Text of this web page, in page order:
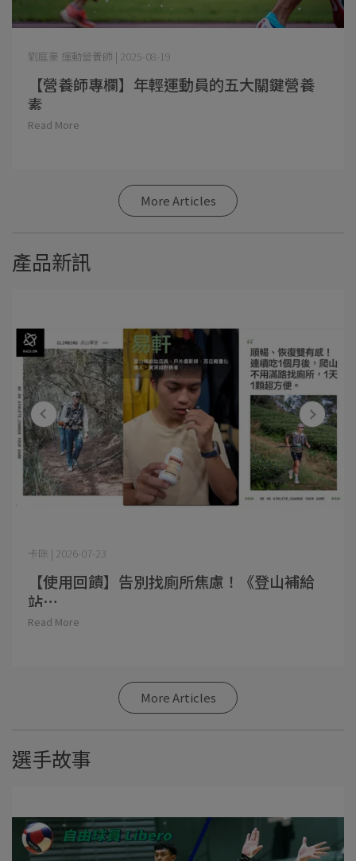
劉庭豪 運動營養師 | 2025-08-19
【營養師專欄】年輕運動員的五大關鍵營養
素
Read More
More Articles
產品新訊
卡咪 | 2026-07-23
【使用回饋】告別找廁所焦慮！《登山補給
站⋯
Read More
More Articles
選手故事